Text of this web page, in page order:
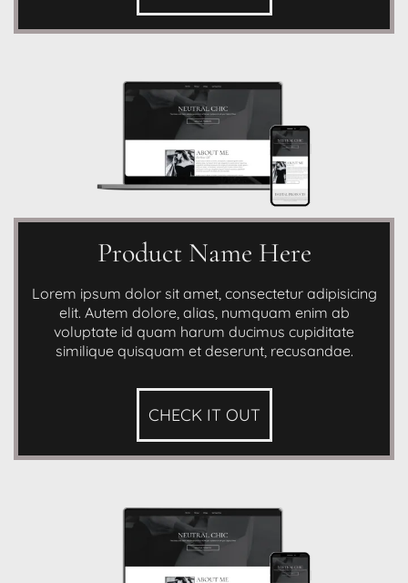
Product Name Here
Lorem ipsum dolor sit amet, consectetur adipisicing
elit. Autem dolore, alias, numquam enim ab
voluptate id quam harum ducimus cupiditate
similique quisquam et deserunt, recusandae.
CHECK IT OUT